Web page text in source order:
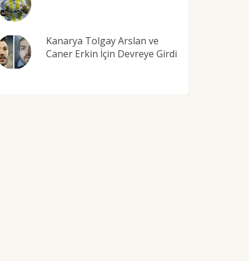
Kanarya Tolgay Arslan ve
Caner Erkin İçin Devreye Girdi